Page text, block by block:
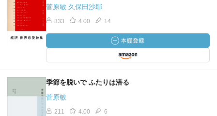
菅原敏 久保田沙耶
333 4.00 14
季節を脱いで ふたりは潜る
菅原敏
211 4.00 6